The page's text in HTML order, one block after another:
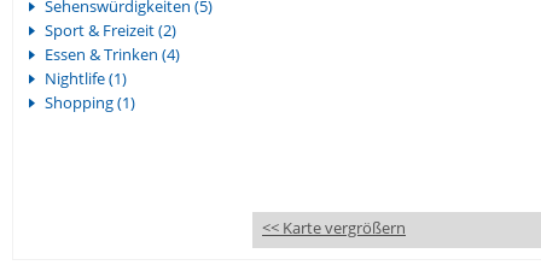
Sehenswürdigkeiten (5)
Sport & Freizeit (2)
Essen & Trinken (4)
Nightlife (1)
Shopping (1)
<< Karte vergrößern